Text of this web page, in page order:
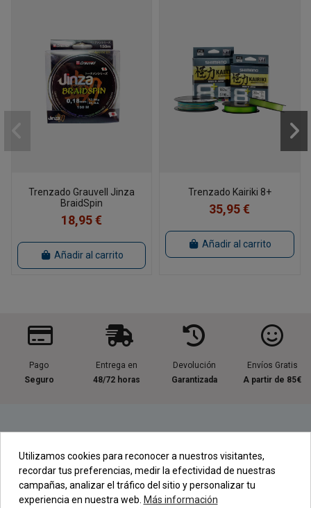
Trenzado Grauvell Jinza
BraidSpin
18,95 €
Añadir al carrito
Trenzado Kairiki 8+
35,95 €
Añadir al carrito
Pago
Seguro
Entrega en
48/72 horas
Devolución
Garantizada
Envíos Gratis
A partir de 85€
Contacta con nosotros
Utilizamos cookies para reconocer a nuestros visitantes,
recordar tus preferencias, medir la efectividad de nuestras
campañas, analizar el tráfico del sitio y personalizar tu
experiencia en nuestra web. Más información